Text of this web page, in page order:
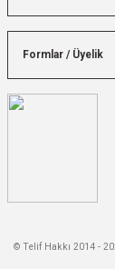
Formlar / Üyelik
© Telif Hakkı 2014 -